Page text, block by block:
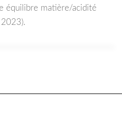
équilibre matière/acidité